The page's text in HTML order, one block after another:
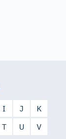
I J
K
T U
V